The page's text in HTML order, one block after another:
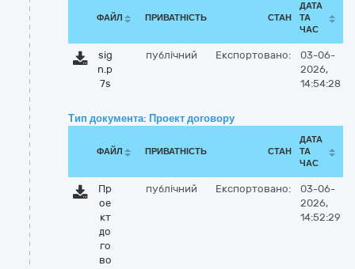
ФАЙЛ ПРИВАТНІСТЬ СТАН
ДАТА
ТА
ЧАС
sig
n.p
7s
публічний Експортовано:
03-06-
2026,
14:54:28
Тип документа: Проект договору
ФАЙЛ ПРИВАТНІСТЬ СТАН
ДАТА
ТА
ЧАС
Пр
ое
кт
до
го
во
публічний Експортовано:
03-06-
2026,
14:52:29